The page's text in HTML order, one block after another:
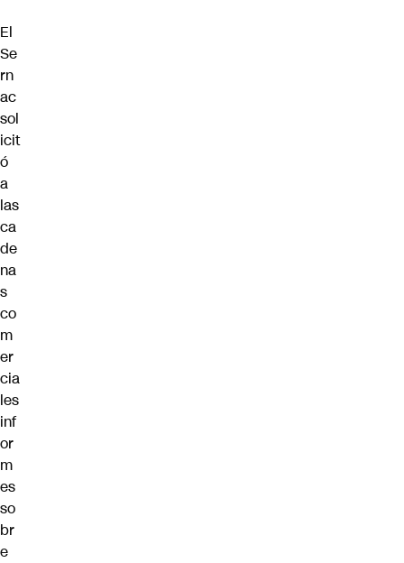
El
Se
rn
ac
sol
icit
ó
a
las
ca
de
na
s
co
m
er
cia
les
inf
or
m
es
so
br
e